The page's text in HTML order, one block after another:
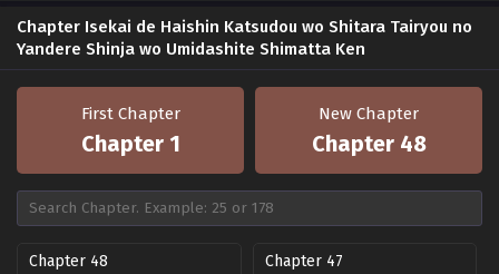
Chapter Isekai de Haishin Katsudou wo Shitara Tairyou no
Yandere Shinja wo Umidashite Shimatta Ken
First Chapter
Chapter 1
New Chapter
Chapter 48
Chapter 48 Chapter 47